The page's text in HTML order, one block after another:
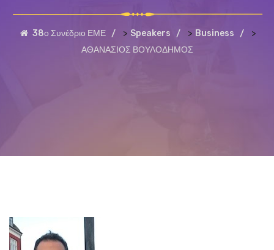
38ο Συνέδριο ΕΜΕ > Speakers > Business >
ΑΘΑΝΑΣΙΟΣ ΒΟΥΛΟΔΗΜΟΣ